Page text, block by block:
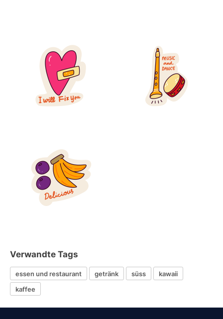
Verwandte Tags
essen und restaurant getränk süss
kawaii
kaffee